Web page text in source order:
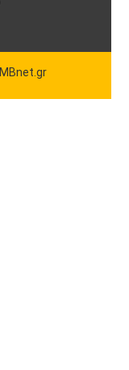
IMBnet.gr